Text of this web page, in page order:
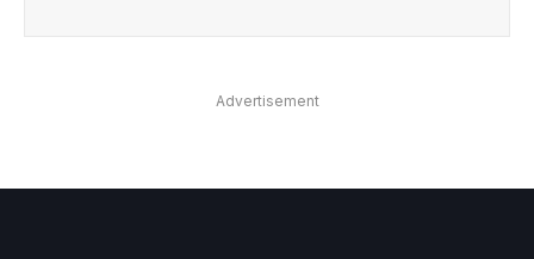
Advertisement